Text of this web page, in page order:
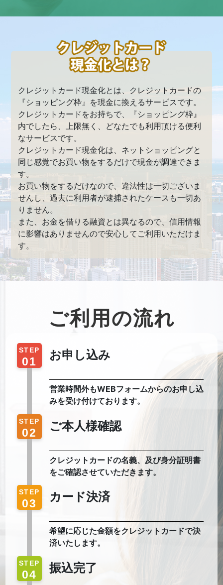
クレジットカード現金化とは、クレジットカードの
『ショッピング枠』を現金に換えるサービスです。
クレジットカードをお持ちで、『ショッピング枠』
内でしたら、上限無く、どなたでも利用頂ける便利
なサービスです。
クレジットカード現金化は、ネットショッピングと
同じ感覚でお買い物をするだけで現金が調達できま
す。
お買い物をするだけなので、違法性は一切ございま
せんし、過去に利用者が逮捕されたケースも一切あ
りません。
また、お金を借りる融資とは異なるので、信用情報
に影響はありませんので安心してご利用いただけま
す。
ご利用の流れ
STEP
01 お申し込み
営業時間外もWEBフォームからのお申し込
みを受け付けております。
STEP
02 ご本人様確認
クレジットカードの名義、及び身分証明書
をご確認させていただきます。
STEP
03 カード決済
希望に応じた金額をクレジットカードで決
済いたします。
STEP
04 振込完了